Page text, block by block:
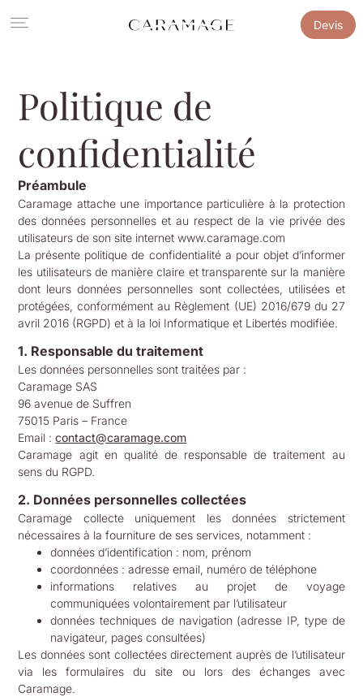
Devis
Politique de
confidentialité
Préambule
Caramage attache une importance particulière à la protection
des données personnelles et au respect de la vie privée des
utilisateurs de son site internet www.caramage.com
La présente politique de confidentialité a pour objet d’informer
les utilisateurs de manière claire et transparente sur la manière
dont leurs données personnelles sont collectées, utilisées et
protégées, conformément au Règlement (UE) 2016/679 du 27
avril 2016 (RGPD) et à la loi Informatique et Libertés modifiée.
1. Responsable du traitement
Les données personnelles sont traitées par :
Caramage SAS
96 avenue de Suffren
75015 Paris – France
Email :contact@caramage.com
Caramage agit en qualité de responsable de traitement au
sens du RGPD.
2. Données personnelles collectées
Caramage collecte uniquement les données strictement
nécessaires à la fourniture de ses services, notamment :
données d’identification : nom, prénom
coordonnées : adresse email, numéro de téléphone
informations relatives au projet de voyage
communiquées volontairement par l’utilisateur
données techniques de navigation (adresse IP, type de
navigateur, pages consultées)
Les données sont collectées directement auprès de l’utilisateur
via les formulaires du site ou lors des échanges avec
Caramage.